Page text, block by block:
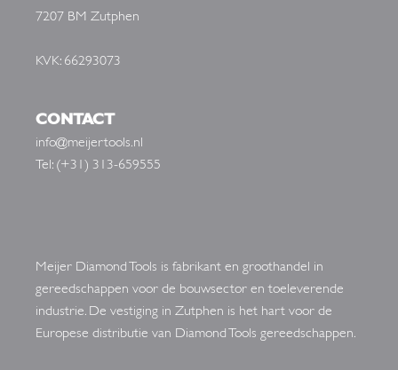
7207 BM Zutphen
KVK: 66293073
CONTACT
info@meijertools.nl
Tel: (+31) 313-659555
Meijer Diamond Tools is fabrikant en groothandel in
gereedschappen voor de bouwsector en toeleverende
industrie. De vestiging in Zutphen is het hart voor de
Europese distributie van Diamond Tools gereedschappen.